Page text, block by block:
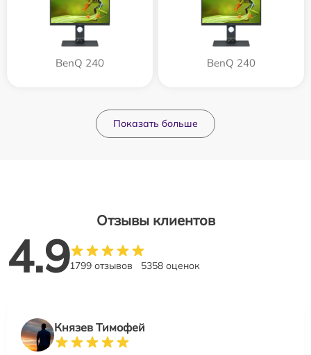
BenQ 240 BenQ 240
Показать больше
Отзывы клиентов
4.91799 отзывов 5358 оценок
Князев Тимофей